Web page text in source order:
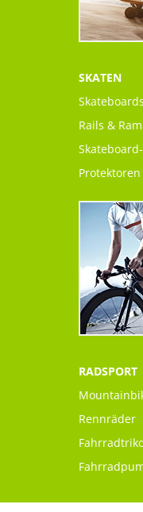
SKATEN
Skateboards
Rails &
RADSPORT
Rennräder